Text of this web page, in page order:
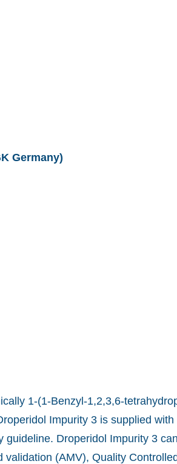
Germany)
1-(1-Benzyl-1,2,3,6-
Impurity 3 is supplied
guideline. Droperidol Impurity 3
validation (AMV), Quality